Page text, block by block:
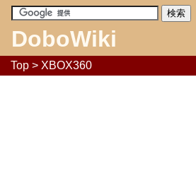
DoboWiki
Top > XBOX360